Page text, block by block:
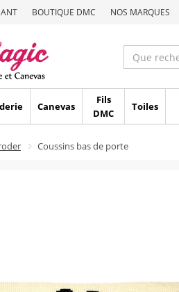
BOUTIQUE DMC NOS MARQUES
Canevas
Fils
DMC
Toiles
Coussins bas de porte